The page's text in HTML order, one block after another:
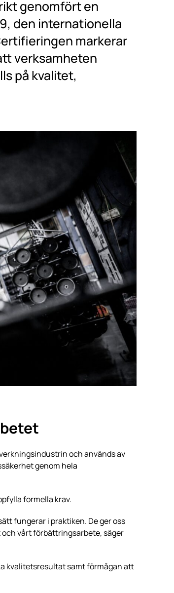
genomfört en
den internationella
markerar
verksamheten
på kvalitet,
och används av
genom hela
formella krav.
fungerar i praktiken. De ger oss
vårt förbättringsarbete, säger
kvalitetsresultat samt förmågan att